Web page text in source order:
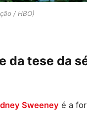
/ HBO)
da tese da
Sweeney é a